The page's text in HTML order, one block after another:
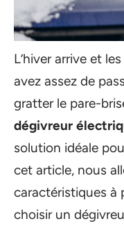
L’hiver arrive et
avez assez de
gratter le pare-
dégivreur
solution idéale
cet article, nous
caractéristiques à
choisir un